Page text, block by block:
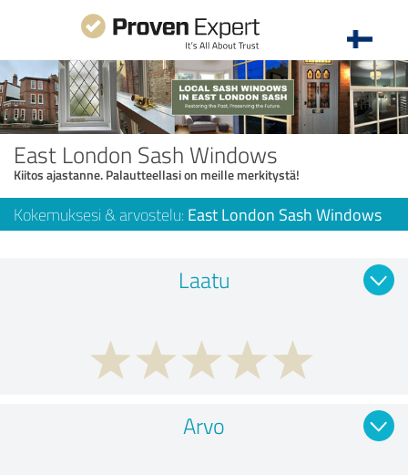
East London Sash Windows
Kiitos ajastanne. Palautteellasi on meille merkitystä!
Kokemuksesi & arvostelu: East London Sash Windows
Laatu
Arvo